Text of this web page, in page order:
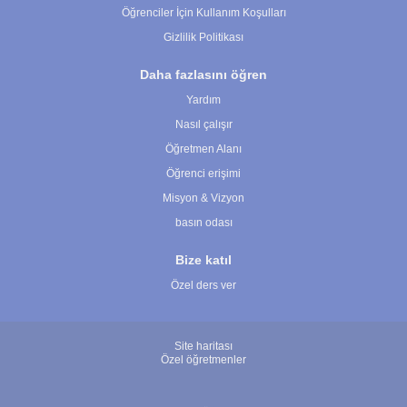
Öğrenciler İçin Kullanım Koşulları
Gizlilik Politikası
Daha fazlasını öğren
Yardım
Nasıl çalışır
Öğretmen Alanı
Öğrenci erişimi
Misyon & Vizyon
basın odası
Bize katıl
Özel ders ver
Site haritası
Özel öğretmenler